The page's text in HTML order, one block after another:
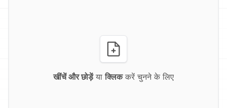
खींचें और छोड़ेंया क्लिककरें चुनने के लिए